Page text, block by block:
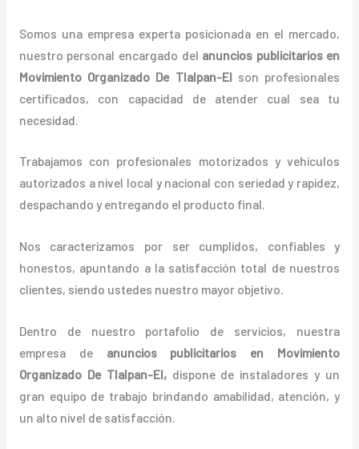
Somos una empresa experta posicionada en el mercado,
nuestro personal encargado del anuncios publicitariosen
Movimiento Organizado De Tlalpan-El son profesionales
certificados, con capacidad de atender cual sea tu
necesidad.
Trabajamos con profesionales motorizados y vehículos
autorizados a nivel local y nacional con seriedad y rapidez,
despachando y entregando el producto final.
Nos caracterizamos por ser cumplidos, confiables y
honestos, apuntando a la satisfacción total de nuestros
clientes, siendo ustedes nuestro mayor objetivo.
Dentro de nuestro portafolio de servicios, nuestra
empresa de anuncios publicitarios en Movimiento
Organizado De Tlalpan-El,dispone de instaladores y un
gran equipo de trabajo brindando amabilidad, atención, y
un alto nivel de satisfacción.